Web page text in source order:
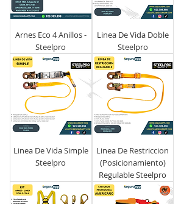
Arnes Eco 4 Anillos -
Steelpro
Linea De Vida Doble
Steelpro
Linea De Vida Simple
Steelpro
Linea De Restriccion
(Posicionamiento)
Regulable Steelpro